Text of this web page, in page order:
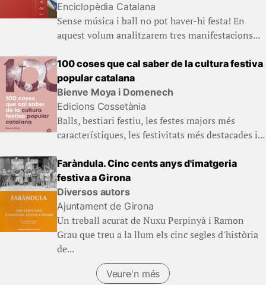
Enciclopèdia Catalana
Sense música i ball no pot haver-hi festa! En
aquest volum analitzarem tres manifestacions...
100 coses que cal saber de la cultura festiva
popular catalana
Bienve Moya i Domenech
Edicions Cossetània
Balls, bestiari festiu, les festes majors més
característiques, les festivitats més destacades i...
Faràndula. Cinc cents anys d'imatgeria
festiva a Girona
Diversos autors
Ajuntament de Girona
Un treball acurat de Nuxu Perpinyà i Ramon
Grau que treu a la llum els cinc segles d'història
de...
Veure'n més